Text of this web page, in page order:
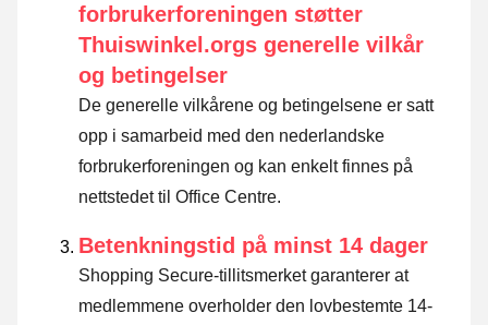
forbrukerforeningen støtter
Thuiswinkel.orgs generelle vilkår
og betingelser
De generelle vilkårene og betingelsene er satt
opp i samarbeid med den nederlandske
forbrukerforeningen og kan enkelt finnes på
nettstedet til Office Centre.
Betenkningstid på minst 14 dager
Shopping Secure-tillitsmerket garanterer at
medlemmene overholder den lovbestemte 14-